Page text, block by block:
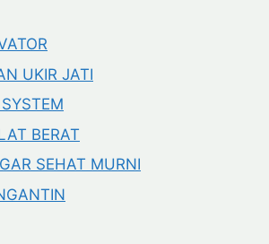
UKIR JATI
BERAT
SEHAT MURNI